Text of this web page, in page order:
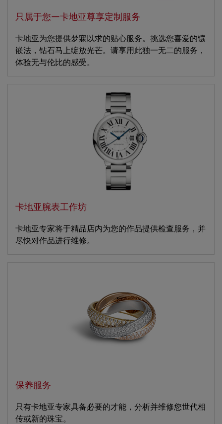
只属于您—卡地亚尊享定制服务
卡地亚为您提供梦寐以求的贴心服务。挑选您喜爱的镶
嵌法，钻石马上绽放光芒。请享用此独一无二的服务，
体验无与伦比的感受。
卡地亚腕表工作坊
卡地亚专家将于精品店内为您的作品提供检查服务，并
尽快对作品进行维修。
保养服务
只有卡地亚专家具备必要的才能，分析并维修您世代相
传或新的珠宝。